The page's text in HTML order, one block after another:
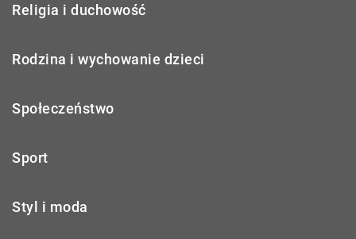
Religia i duchowość
Rodzina i wychowanie dzieci
Społeczeństwo
Sport
Styl i moda